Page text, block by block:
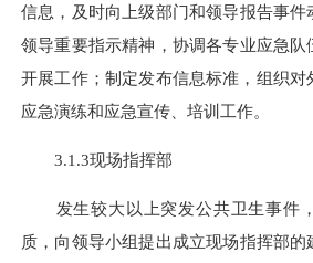
信息，及时向上级部门和领导报告事件
领导重要指示精神，协调各专业应急队
开展工作；制定发布信息标准，组织对
应急演练和应急宣传、培训工作。
3.1.3现场指挥部
发生较大以上突发公共卫生事件
质，向领导小组提出成立现场指挥部